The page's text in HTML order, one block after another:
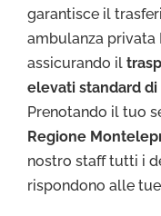
garantisce il
ambulanza
assicurando il
elevati standard
Prenotando il tuo
Regione
nostro staff tutti i
rispondono alle